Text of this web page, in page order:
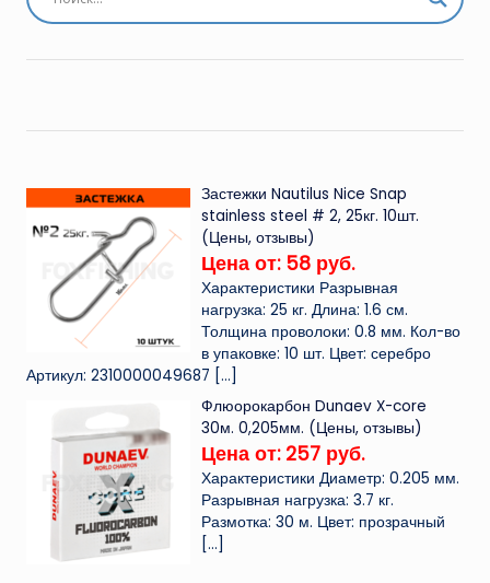
Застежки Nautilus Nice Snap
stainless steel # 2, 25кг. 10шт.
(Цены, отзывы)
Цена от: 58 руб.
Характеристики Разрывная
нагрузка: 25 кг. Длина: 1.6 см.
Толщина проволоки: 0.8 мм. Кол-во
в упаковке: 10 шт. Цвет: серебро
Артикул: 2310000049687 […]
Флюорокарбон Dunaev X-core
30м. 0,205мм. (Цены, отзывы)
Цена от: 257 руб.
Характеристики Диаметр: 0.205 мм.
Разрывная нагрузка: 3.7 кг.
Размотка: 30 м. Цвет: прозрачный
[…]